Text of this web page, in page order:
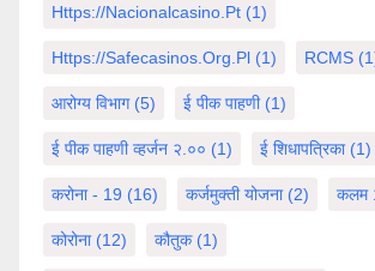
Https://nacionalcasino.pt (1)
Https://safecasinos.org.pl (1) RCMS
आरोग्य विभाग(5) ई पीक पाहणी(1)
ई पीक पाहणी व्हर्जन २.०० (1) ई शिधापत्रिका(1)
करोना - 19 (16) कर्जमुक्ती योजना(2) कलम
कोरोना(12) कौतुक(1)